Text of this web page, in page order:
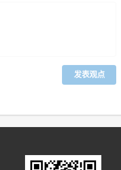
发表观点